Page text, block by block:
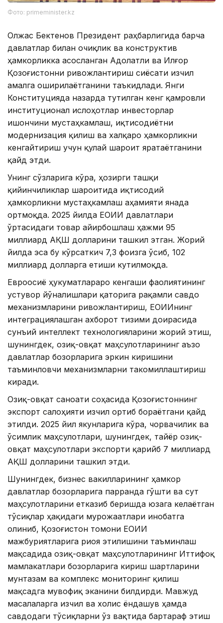
Фото: primeminister.kz
Олжас Бектенов Президент раҳбарлигида барча
давлатлар билан очиқлик ва конструктив
ҳамкорликка асосланган Адолатли ва Илғор
Қозоғистонни ривожлантириш сиёсати изчил
амалга оширилаётганини таъкидлади. Янги
Конституцияда назарда тутилган кенг қамровли
институционал ислоҳотлар инвесторлар
ишончини мустаҳкамлаш, иқтисодиётни
модернизация қилиш ва халқаро ҳамкорликни
кенгайтириш учун қулай шароит яратаётганини
қайд этди.
Унинг сўзларига кўра, ҳозирги ташқи
қийинчиликлар шароитида иқтисодий
ҳамкорликни мустаҳкамлаш аҳамияти янада
ортмоқда. 2025 йилда ЕОИИ давлатлари
ўртасидаги товар айирбошлаш ҳажми 95
миллиард АҚШ долларини ташкил этган. Жорий
йилда эса бу кўрсаткич 7,3 фоизга ўсиб, 102
миллиард долларга етиши кутилмоқда.
Евроосиё ҳукуматлараро кенгаши фаолиятининг
устувор йўналишлари қаторига рақамли савдо
механизмларини ривожлантириш, ЕОИИнинг
интеграциялашган ахборот тизими доирасида
сунъий интеллект технологияларини жорий этиш,
шунингдек, озиқ-овқат маҳсулотларининг аъзо
давлатлар бозорларига эркин киришини
таъминловчи механизмларни такомиллаштириш
киради.
Озиқ-овқат саноати соҳасида Қозоғистоннинг
экспорт салоҳияти изчил ортиб бораётгани қайд
этилди. 2025 йил якунларига кўра, чорвачилик ва
ўсимлик маҳсулотлари, шунингдек, тайёр озиқ-
овқат маҳсулотлари экспорти қарийб 7 миллиард
АҚШ долларини ташкил этди.
Шунингдек, бизнес вакилларининг ҳамкор
давлатлар бозорларига парранда гўшти ва сут
маҳсулотларини етказиб беришда юзага келаётган
тўсиқлар ҳақидаги мурожаатлари инобатга
олиниб, Қозоғистон томони ЕОИИ
мажбуриятларига риоя этилишини таъминлаш
мақсадида озиқ-овқат маҳсулотларининг Иттифоқ
мамлакатлари бозорларига кириш шартларини
мунтазам ва комплекс мониторинг қилиш
мақсадга мувофиқ эканини билдирди. Мавжуд
масалаларга изчил ва холис ёндашув ҳамда
савдодаги тўсиқларни ўз вақтида бартараф этиш